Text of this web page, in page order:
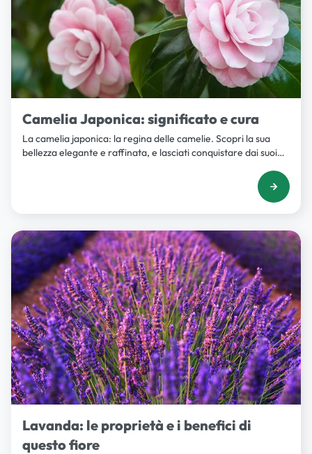
Camelia Japonica: significato e cura
La camelia japonica: la regina delle camelie. Scopri la sua
bellezza elegante e raffinata, e lasciati conquistare dai suoi
Lavanda: le proprietà e i benefici di
questo fiore